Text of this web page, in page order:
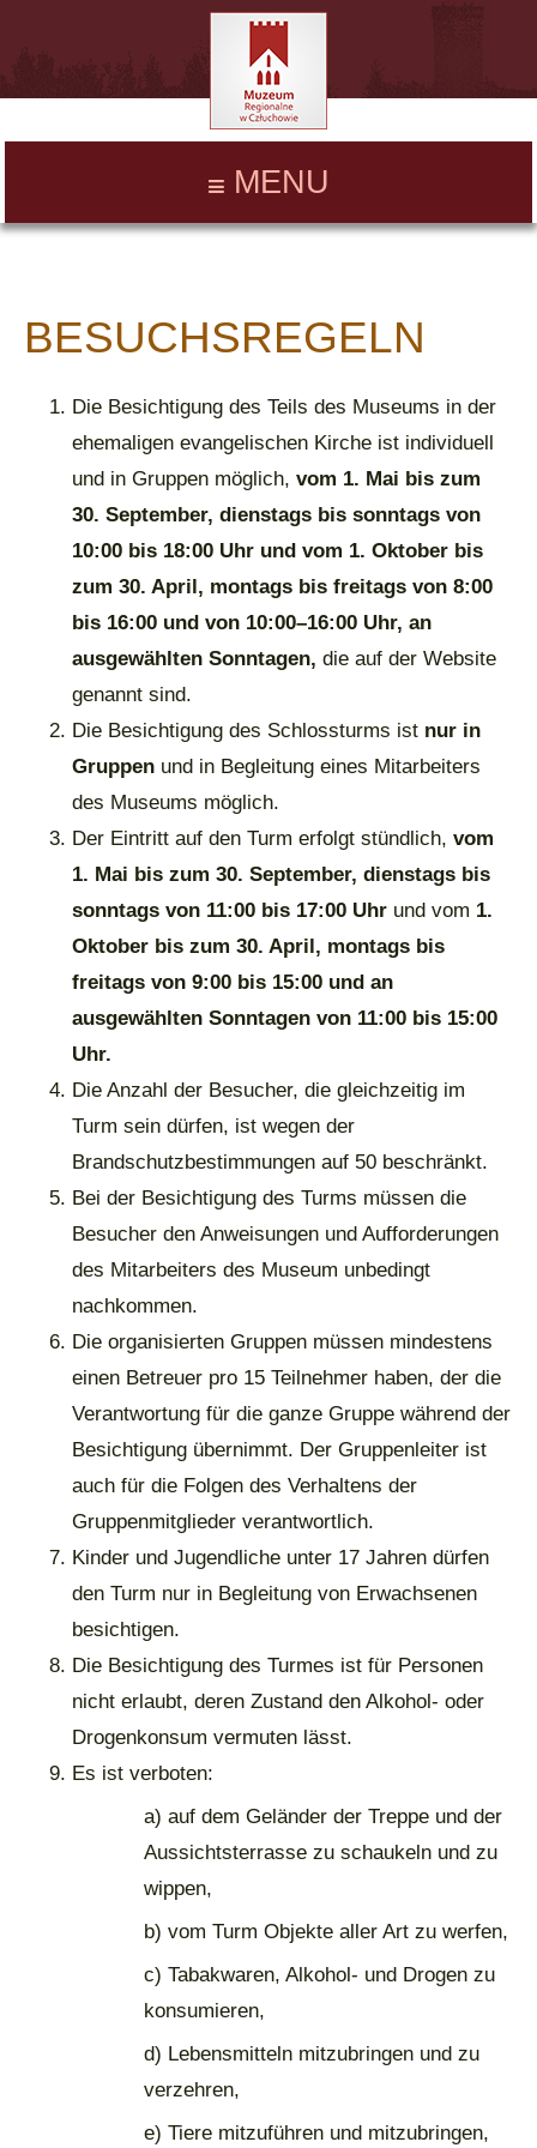
MENU
BESUCHSREGELN
Die Besichtigung des Teils des Museums in der
ehemaligen evangelischen Kirche ist individuell
und in Gruppen möglich, vom 1. Mai bis zum
30. September, dienstags bis sonntags von
10:00 bis 18:00 Uhr und vom 1. Oktober bis
zum 30. April, montags bis freitags von 8:00
bis 16:00 und von 10:00–16:00 Uhr, an
ausgewählten Sonntagen, die auf der Website
genannt sind.
Die Besichtigung des Schlossturms ist nur in
Gruppen und in Begleitung eines Mitarbeiters
des Museums möglich.
Der Eintritt auf den Turm erfolgt stündlich, vom
1. Mai bis zum 30. September, dienstags bis
sonntags von 11:00 bis 17:00 Uhr und vom 1.
Oktober bis zum 30. April, montags bis
freitags von 9:00 bis 15:00 und an
ausgewählten Sonntagen von 11:00 bis 15:00
Uhr.
Die Anzahl der Besucher, die gleichzeitig im
Turm sein dürfen, ist wegen der
Brandschutzbestimmungen auf 50 beschränkt.
Bei der Besichtigung des Turms müssen die
Besucher den Anweisungen und Aufforderungen
des Mitarbeiters des Museum unbedingt
nachkommen.
Die organisierten Gruppen müssen mindestens
einen Betreuer pro 15 Teilnehmer haben, der die
Verantwortung für die ganze Gruppe während der
Besichtigung übernimmt. Der Gruppenleiter ist
auch für die Folgen des Verhaltens der
Gruppenmitglieder verantwortlich.
Kinder und Jugendliche unter 17 Jahren dürfen
den Turm nur in Begleitung von Erwachsenen
besichtigen.
Die Besichtigung des Turmes ist für Personen
nicht erlaubt, deren Zustand den Alkohol- oder
Drogenkonsum vermuten lässt.
Es ist verboten:
a) auf dem Geländer der Treppe und der
Aussichtsterrasse zu schaukeln und zu
wippen,
b) vom Turm Objekte aller Art zu werfen,
c) Tabakwaren, Alkohol- und Drogen zu
konsumieren,
d) Lebensmitteln mitzubringen und zu
verzehren,
e) Tiere mitzuführen und mitzubringen,